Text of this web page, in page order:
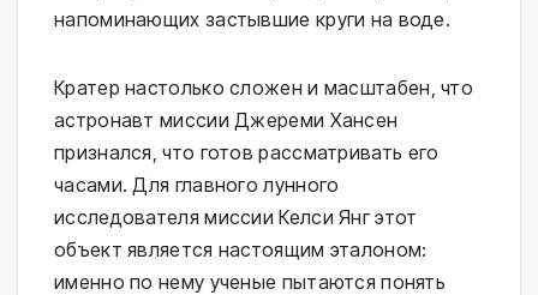
напоминающих застывшие круги на воде.
Кратер настолько сложен и масштабен, что
астронавт миссии Джереми Хансен
признался, что готов рассматривать его
часами. Для главного лунного
исследователя миссии Келси Янг этот
объект является настоящим эталоном:
именно по нему ученые пытаются понять